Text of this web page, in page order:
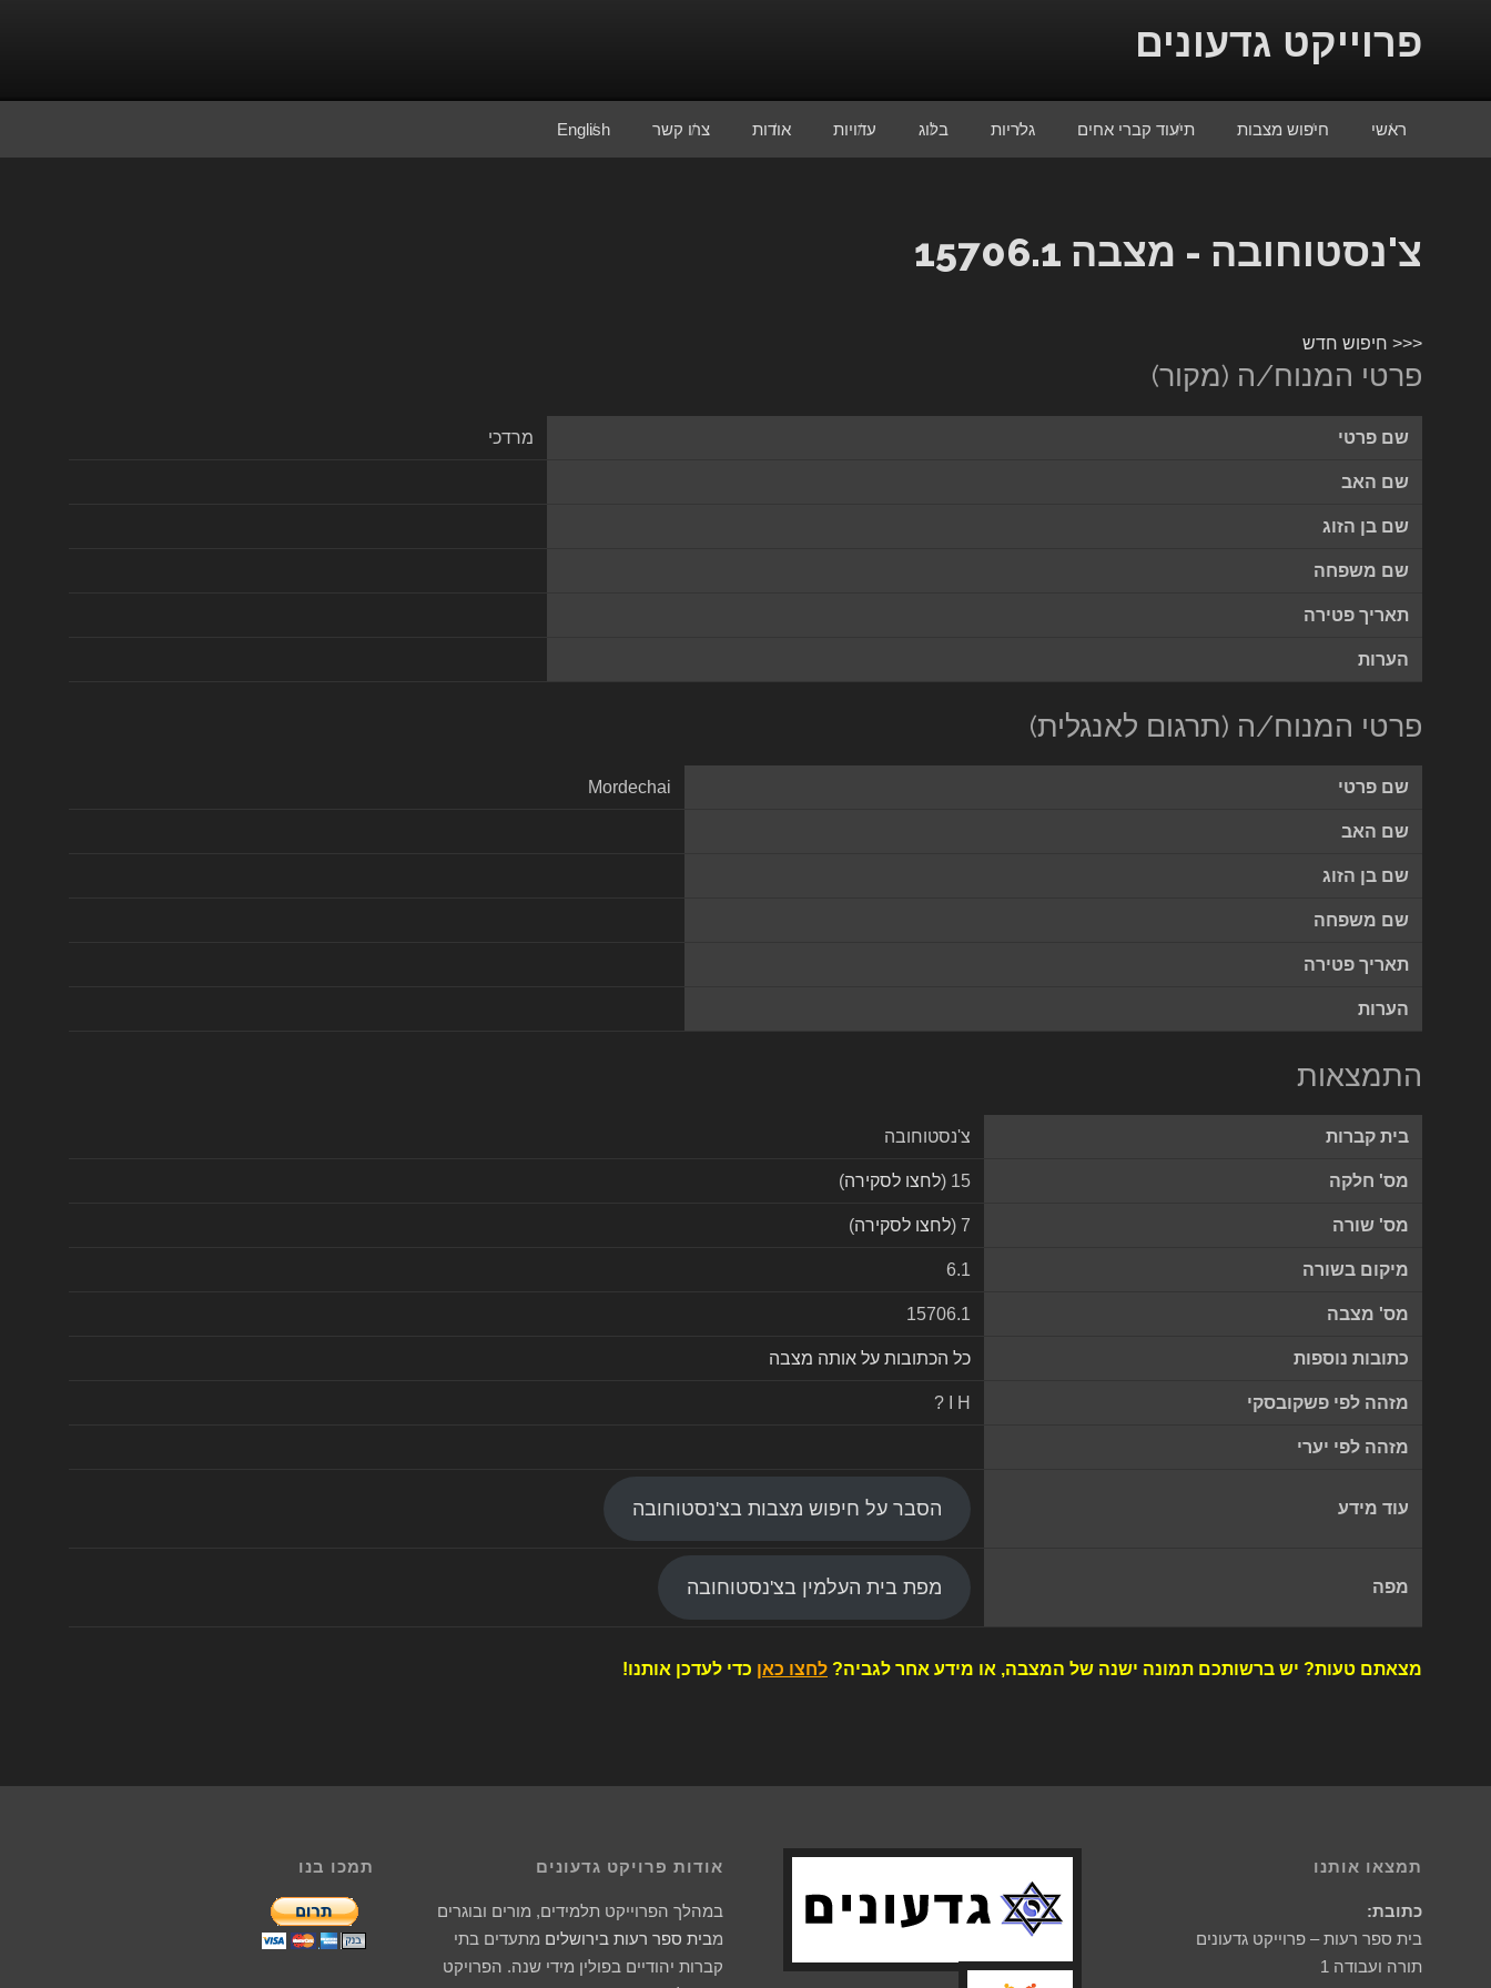
פרוייקט גדעונים
ראשי חיפוש מצבות תיעוד קברי אחים גלריות בלוג עדויות אודות צרו קשר English
צ'נסטוחובה - מצבה 15706.1
<<< חיפוש חדש
פרטי המנוח/ה (מקור)
שם פרטי מרדכי
שם האב
שם בן הזוג
שם משפחה
תאריך פטירה
הערות
פרטי המנוח/ה (תרגום לאנגלית)
שם פרטי Mordechai
שם האב
שם בן הזוג
שם משפחה
תאריך פטירה
הערות
התמצאות
בית קברות צ'נסטוחובה
מס' חלקה 15 ( לחצו לסקירה)
מס' שורה 7 ( לחצו לסקירה)
מיקום בשורה 6.1
מס' מצבה 15706.1
כתובות נוספות כל הכתובות על אותה מצבה
מזהה לפי פשקובסקי ? I H
מזהה לפי יערי
עוד מידע הסבר על חיפוש מצבות בצ'נסטוחובה
מפה מפת בית העלמין בצ'נסטוחובה
מצאתם טעות? יש ברשותכם תמונה ישנה של המצבה, או מידע אחר לגביה? לחצו כאן כדי לעדכן אותנו!
תמצאו אותנו
כתובת:
בית ספר רעות – פרוייקט גדעונים
תורה ועבודה 1
אודות פרויקט גדעונים
במהלך הפרוייקט תלמידים, מורים ובוגרים
מבית ספר רעות בירושלים מתעדים בתי
קברות יהודיים בפולין מידי שנה. הפרויקט
תמכו בנו